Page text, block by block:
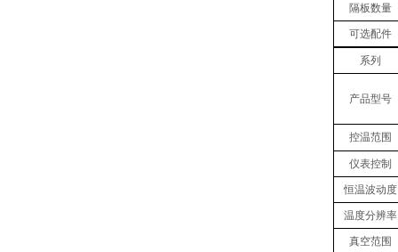
隔板数量
可选配件
系列
产品型号
控温范围
仪表控制
恒温波动度
温度分辨率
真空范围